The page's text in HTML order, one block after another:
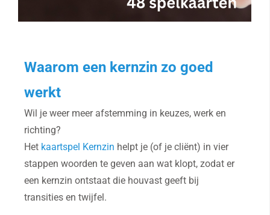
Waarom een kernzin zo goed
werkt
Wil je weer meer afstemming in keuzes, werk en
richting?
Het kaartspel Kernzin helpt je (of je cliënt) in vier
stappen woorden te geven aan wat klopt, zodat er
een kernzin ontstaat die houvast geeft bij
transities en twijfel.